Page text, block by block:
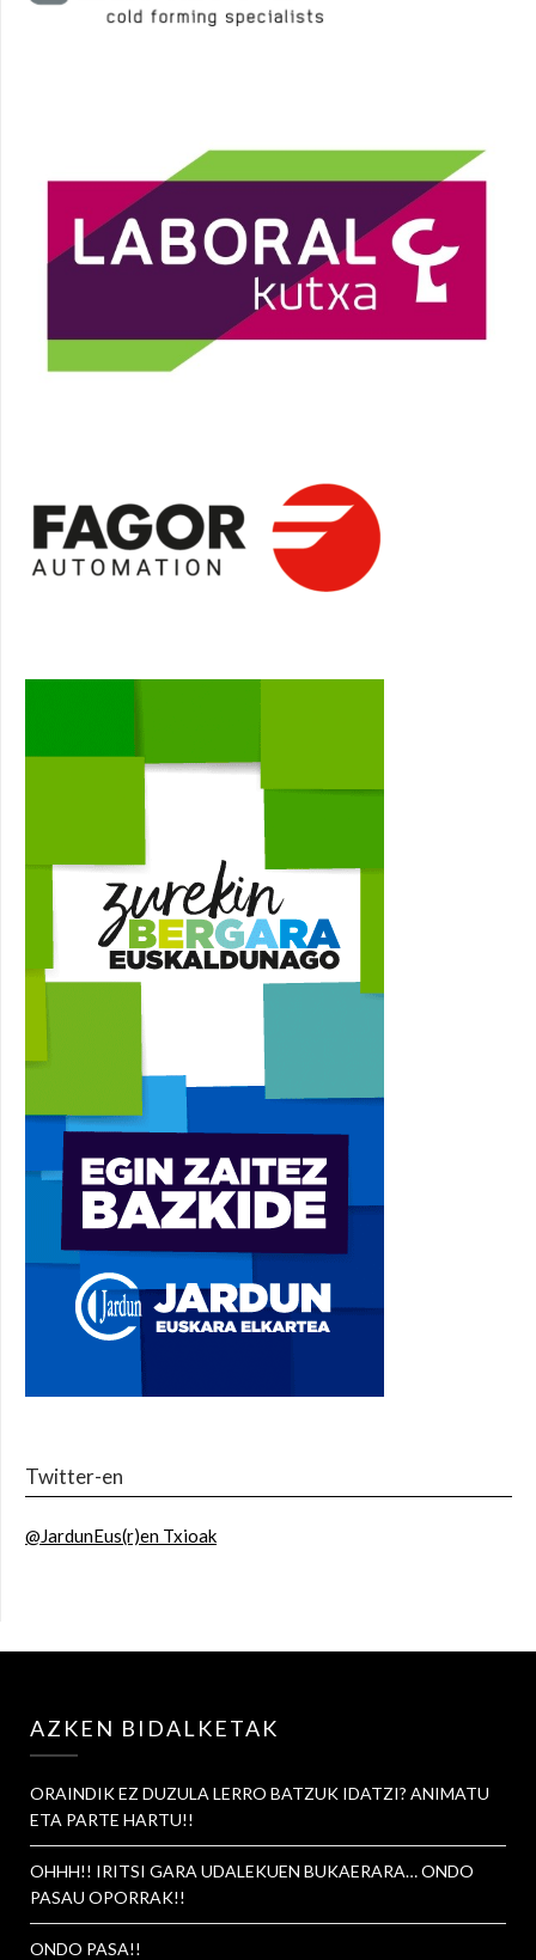
Twitter-en
@JardunEus(r)en Txioak
AZKEN BIDALKETAK
ORAINDIK EZ DUZULA LERRO BATZUK IDATZI? ANIMATU
ETA PARTE HARTU!!
OHHH!! IRITSI GARA UDALEKUEN BUKAERARA… ONDO
PASAU OPORRAK!!
ONDO PASA!!